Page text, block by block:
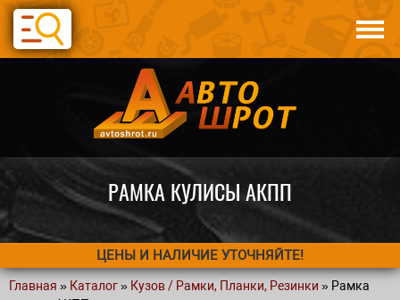
Перейти к основному содержанию
Авто по запчастям
Статьи
РАМКА КУЛИСЫ АКПП
ЦЕНЫ И НАЛИЧИЕ УТОЧНЯЙТЕ!
Вы здесь
Главная » Каталог» Кузов / Рамки, Планки, Резинки » Рамка